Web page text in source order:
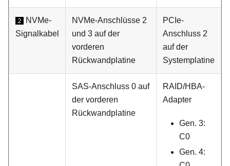
2
NVMe-
Signalkabel
NVMe-Anschlüsse 2
und 3 auf der
vorderen
Rückwandplatine
PCIe-
Anschluss 2
auf der
Systemplatine
SAS-Anschluss 0 auf
der vorderen
Rückwandplatine
RAID/HBA-
Adapter
Gen. 3:
C0
Gen. 4: